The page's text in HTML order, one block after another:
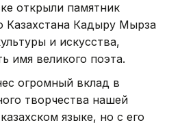
открыли памятник
Казахстана Кадыру Мырза
и искусства,
имя великого поэта.
огромный вклад в
творчества нашей
языке, но с его